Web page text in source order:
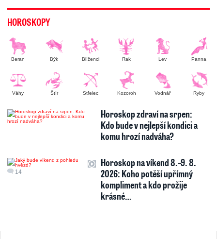
HOROSKOPY
Beran Býk Blíženci Rak Lev Panna
Váhy Štír Střelec Kozoroh Vodnář Ryby
Horoskop zdraví na srpen:
Kdo bude v nejlepší kondici a
komu hrozí nadváha?
14
Horoskop na víkend 8.–9. 8.
2026: Koho potěší upřímný
kompliment a kdo prožije
krásné…